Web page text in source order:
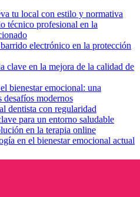
tu local con estilo y normativa
técnico profesional en la
electrónico en la protección
clave en la mejora de la calidad de
bienestar emocional: una
desafíos modernos
dentista con regularidad
para un entorno saludable
en la terapia online
en el bienestar emocional actual